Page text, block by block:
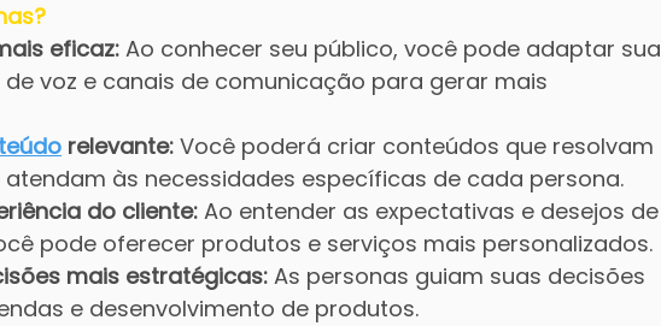
eficaz: Ao conhecer seu público, você pode adaptar sua
voz e canais de comunicação para gerar mais
relevante: Você poderá criar conteúdos que resolvam
às necessidades específicas de cada persona.
do cliente: Ao entender as expectativas e desejos de
pode oferecer produtos e serviços mais personalizados.
mais estratégicas: As personas guiam suas decisões
e desenvolvimento de produtos.